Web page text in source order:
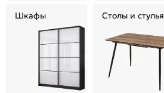
Шкафы Столы и стулья